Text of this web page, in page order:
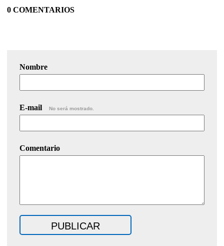
0 COMENTARIOS
Nombre
E-mail No será mostrado.
Comentario